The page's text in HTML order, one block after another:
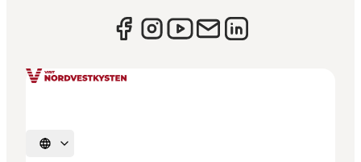
Vælg sprog